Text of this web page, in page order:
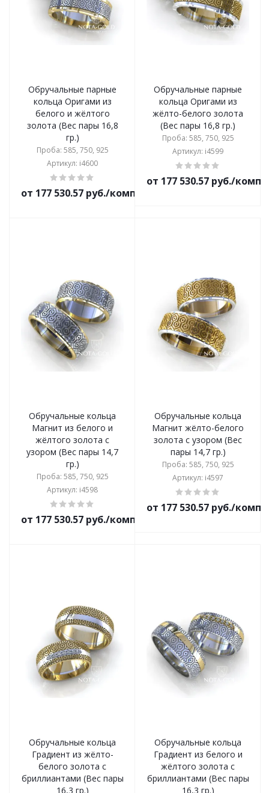
Обручальные парные
кольца Оригами из
белого и жёлтого
золота (Вес пары 16,8
гр.)
Проба: 585, 750, 925
Артикул: i4600
от 177 530.57 руб./комплект
Обручальные парные
кольца Оригами из
жёлто-белого золота
(Вес пары 16,8 гр.)
Проба: 585, 750, 925
Артикул: i4599
от 177 530.57 руб./
Обручальные кольца
Магнит из белого и
жёлтого золота с
узором (Вес пары 14,7
гр.)
Проба: 585, 750, 925
Артикул: i4598
от 177 530.57 руб./комплект
Обручальные кольца
Магнит жёлто-белого
золота с узором (Вес
пары 14,7 гр.)
Проба: 585, 750, 925
Артикул: i4597
от 177 530.57 руб./
Обручальные кольца
Градиент из жёлто-
белого золота с
бриллиантами (Вес пары
16,3 гр.)
Обручальные кольца
Градиент из белого и
жёлтого золота с
бриллиантами (Вес пары
16,3 гр.)